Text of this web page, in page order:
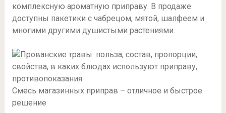
комплексную ароматную приправу. В продаже
доступны пакетики с чабрецом, мятой, шалфеем и
многими другими душистыми растениями.
Смесь магазинных приправ – отличное и быстрое
решение